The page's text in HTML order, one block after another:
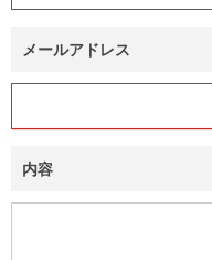
メールアドレス
内容